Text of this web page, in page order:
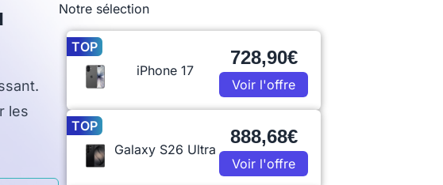
les
Notre sélection
TOP
iPhone 17
728,90€
Voir l'offre
TOP
Galaxy S26 Ultra
888,68€
Voir l'offre